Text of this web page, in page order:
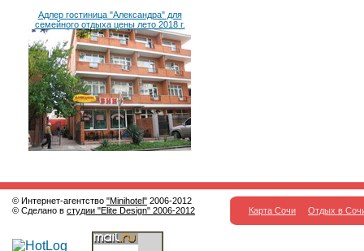
Адлер гостиница "Александра" для
семейного отдыха цены лето 2018 г.
© Интернет-агентство "Minihotel" 2006-2012
© Сделано в студии "Elite Design" 2006-2012 Карта Сочи Отдых в